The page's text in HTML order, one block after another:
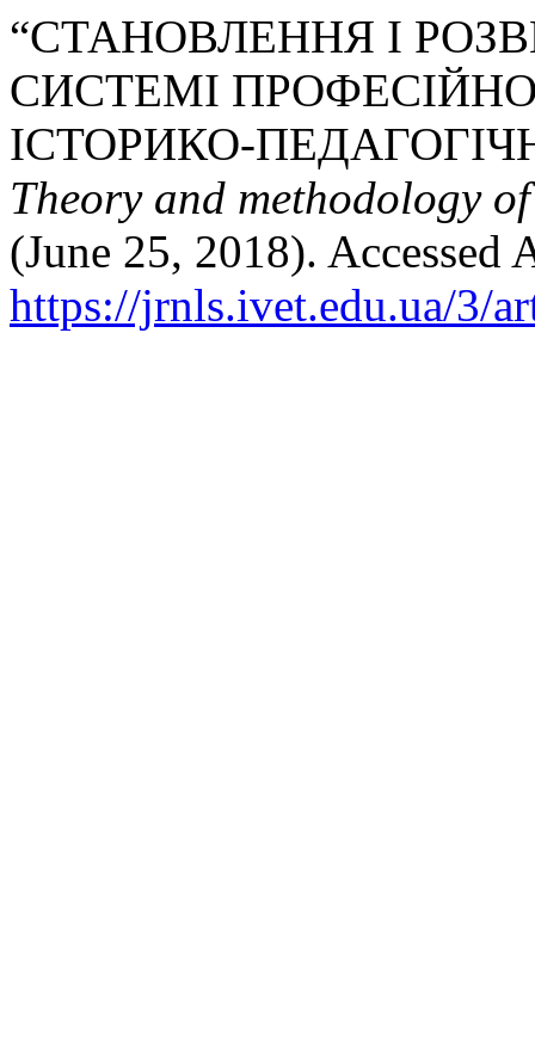
“СТАНОВЛЕННЯ І
СИСТЕМІ
ІСТОРИКО-
Theory and methodology
(June 25, 2018). Accessed
https://jrnls.ivet.edu.ua/3/